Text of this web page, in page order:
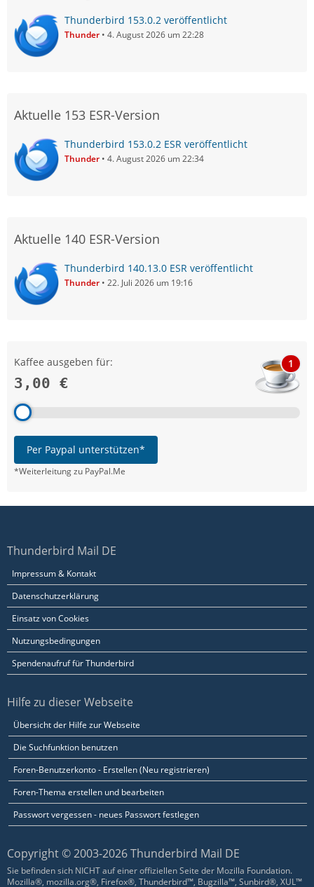
Thunderbird 153.0.2 veröffentlicht
Thunder 4. August 2026 um 22:28
Aktuelle 153 ESR-Version
Thunderbird 153.0.2 ESR veröffentlicht
Thunder 4. August 2026 um 22:34
Aktuelle 140 ESR-Version
Thunderbird 140.13.0 ESR veröffentlicht
Thunder 22. Juli 2026 um 19:16
Kaffee ausgeben für:
3,00 €
1
Per Paypal unterstützen*
*Weiterleitung zu PayPal.Me
Thunderbird Mail DE
Impressum & Kontakt
Datenschutzerklärung
Einsatz von Cookies
Nutzungsbedingungen
Spendenaufruf für Thunderbird
Hilfe zu dieser Webseite
Übersicht der Hilfe zur Webseite
Die Suchfunktion benutzen
Foren-Benutzerkonto - Erstellen (Neu registrieren)
Foren-Thema erstellen und bearbeiten
Passwort vergessen - neues Passwort festlegen
Copyright © 2003-2026 Thunderbird Mail DE
Sie befinden sich NICHT auf einer offiziellen Seite der Mozilla Foundation.
Mozilla®, mozilla.org®, Firefox®, Thunderbird™, Bugzilla™, Sunbird®, XUL™